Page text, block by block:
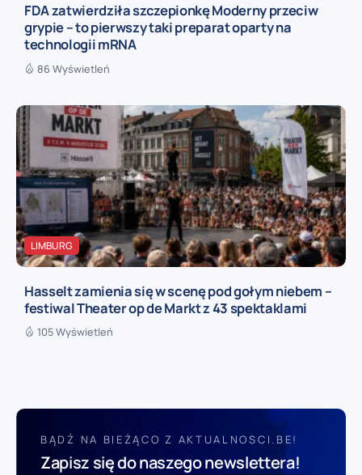
FDA zatwierdziła szczepionkę Moderny przeciw
grypie – to pierwszy taki preparat oparty na
technologii mRNA
86 Wyświetleń
LIMBURG
Hasselt zamienia się w scenę pod gołym niebem –
festiwal Theater op de Markt z 43 spektaklami
105 Wyświetleń
BĄDŹ NA BIEŻĄCO Z AKTUALNOSCI.BE!
Zapisz się do naszego newslettera!